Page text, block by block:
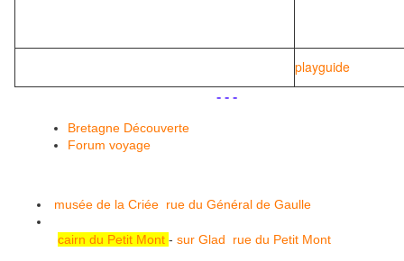
playguide
- - -
Bretagne Découverte
Forum voyage
musée de la Criée rue du Général de Gaulle
cairn du Petit Mont - sur Glad rue du Petit Mont